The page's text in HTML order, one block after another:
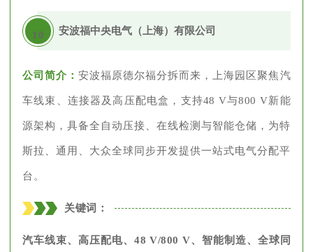
10 安波福中央电气（上海）有限公司
公司简介：安波福原德尔福分拆而来，上海园区聚焦汽
车线束、连接器及高压配电盒，支持48 V与800 V新能
源架构，具备全自动压接、在线检测与智能仓储，为特
斯拉、通用、大众全球同步开发提供一站式电气分配平
台。
关键词：
汽车线束、高压配电、48 V/800 V、智能制造、全球同